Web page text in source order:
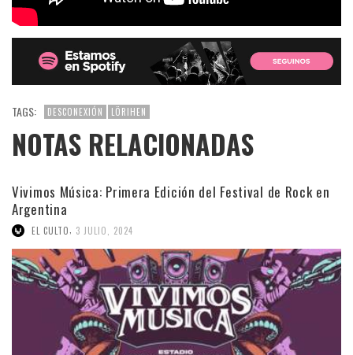
TAGS: DESCONEXIÓN LÖRIHEN
NOTAS RELACIONADAS
Vivimos Música: Primera Edición del Festival de Rock en
Argentina
EL CULTO, 3 JULIO, 2024